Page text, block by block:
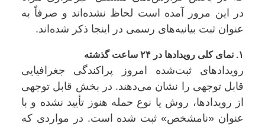
در این مرور آمده است لحاظ نشده‌اند و صرفاً به
عنوان ثبت بیانیه‌های رسمی در اینجا ذکر شده‌اند.
رویدادهای ثبت‌شده امروز پراکندگی جغرافیایی
قابل توجهی را نشان می‌دهند. در بخش قابل توجهی
از رویدادها، روش یا نوع حمله هنوز تأیید نشده و با
عنوان «نامشخص» ثبت شده است. در مواردی که